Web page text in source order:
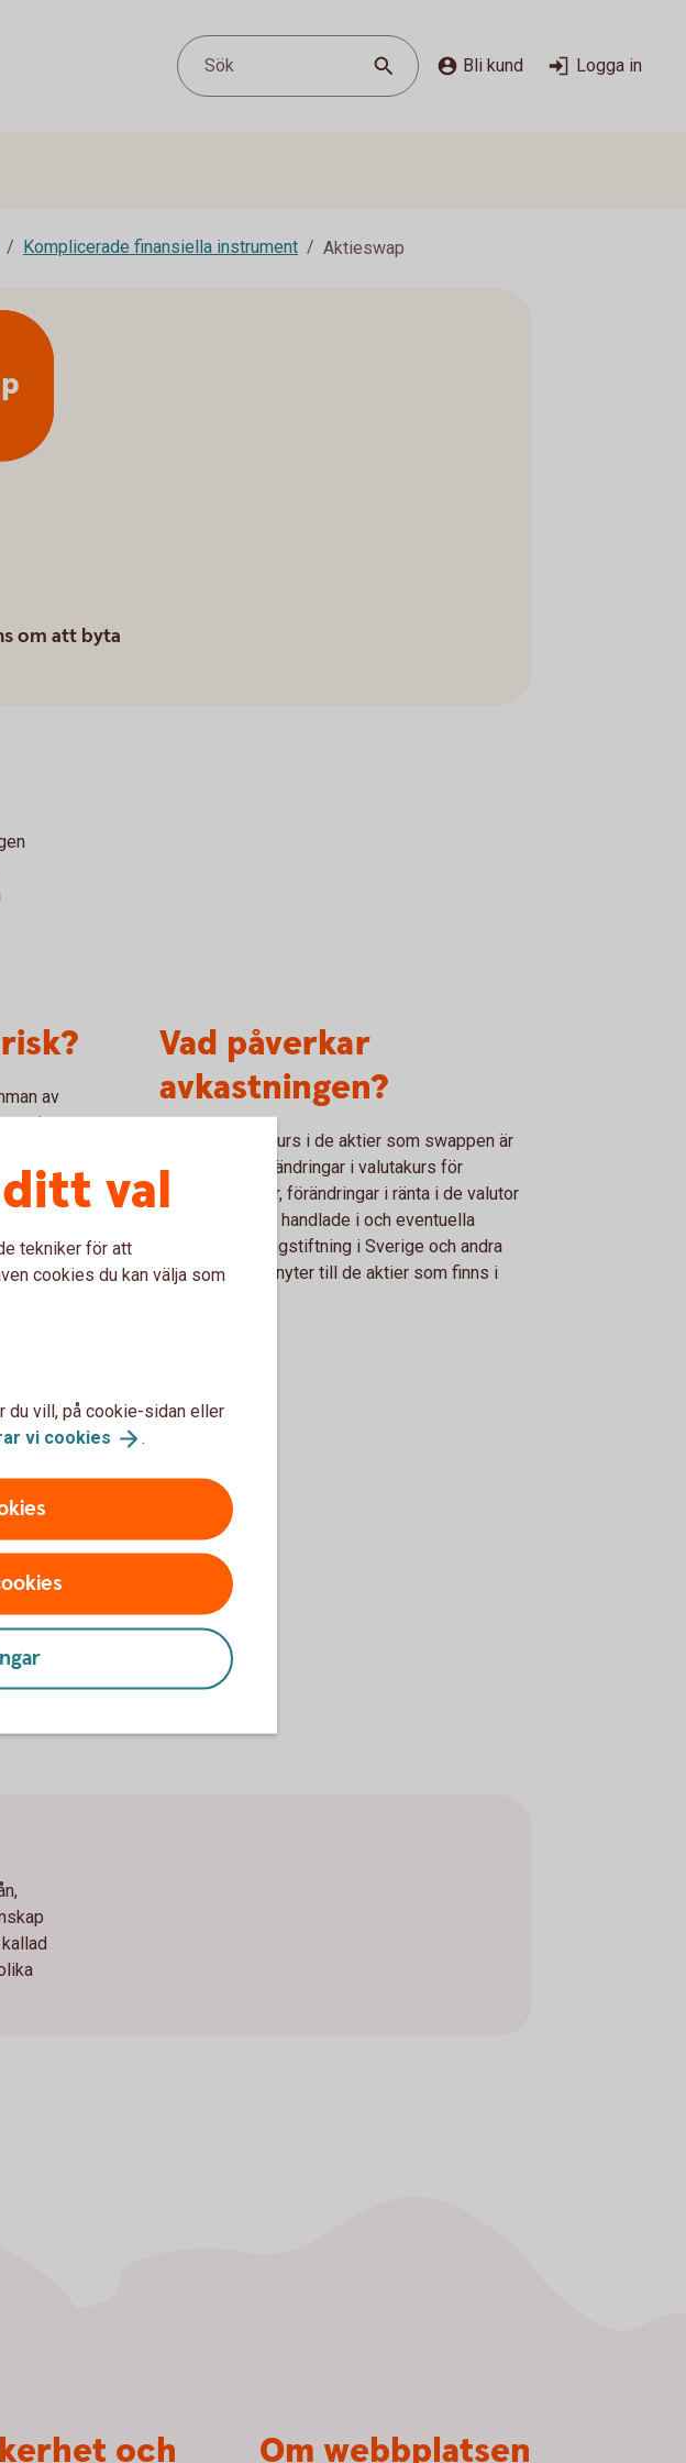
Sök Bli kund Logga in
Komplicerade finansiella instrument Aktieswap
om att byta
av
har samma
(den
av en swap kan
Vad påverkar
avkastningen?
Förändringar i kurs i de aktier som swappen är
baserad på, förändringar i valutakurs för
utländska aktier, förändringar i ränta i de valutor
som aktierna är handlade i och eventuella
förändringar i lagstiftning i Sverige och andra
länder som anknyter till de aktier som finns i
val
tekniker för att
cookies du kan välja som
du vill, på cookie-sidan eller
vi cookies .
och Om webbplatsen